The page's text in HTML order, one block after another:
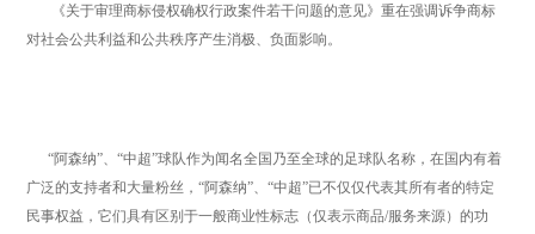
《关于审理商标侵权确权行政案件若干问题的意见》重在强调诉争商标
对社会公共利益和公共秩序产生消极、负面影响。
“阿森纳”、“中超”球队作为闻名全国乃至全球的足球队名称，在国内有着
广泛的支持者和大量粉丝，“阿森纳”、“中超”已不仅仅代表其所有者的特定
民事权益，它们具有区别于一般商业性标志（仅表示商品/服务来源）的功